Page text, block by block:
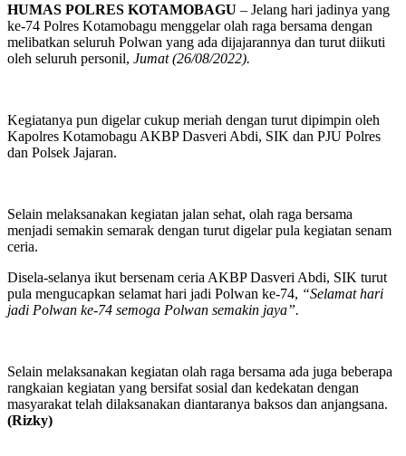
HUMAS POLRES KOTAMOBAGU – Jelang hari jadinya yang
ke-74 Polres Kotamobagu menggelar olah raga bersama dengan
melibatkan seluruh Polwan yang ada dijajarannya dan turut diikuti
oleh seluruh personil, Jumat (26/08/2022).
Kegiatanya pun digelar cukup meriah dengan turut dipimpin oleh
Kapolres Kotamobagu AKBP Dasveri Abdi, SIK dan PJU Polres
dan Polsek Jajaran.
Selain melaksanakan kegiatan jalan sehat, olah raga bersama
menjadi semakin semarak dengan turut digelar pula kegiatan senam
ceria.
Disela-selanya ikut bersenam ceria AKBP Dasveri Abdi, SIK turut
pula mengucapkan selamat hari jadi Polwan ke-74, “Selamat hari
jadi Polwan ke-74 semoga Polwan semakin jaya”.
Selain melaksanakan kegiatan olah raga bersama ada juga beberapa
rangkaian kegiatan yang bersifat sosial dan kedekatan dengan
masyarakat telah dilaksanakan diantaranya baksos dan anjangsana.
(Rizky)